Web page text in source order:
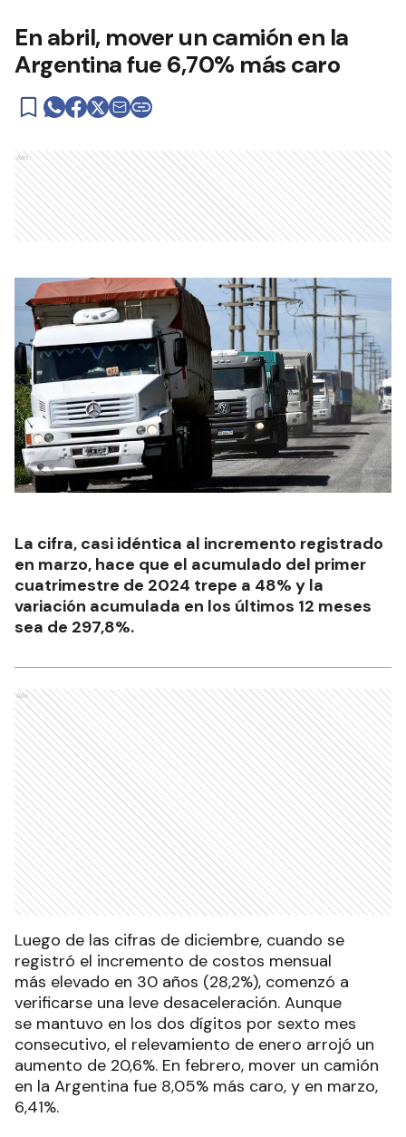
En abril, mover un camión en la
Argentina fue 6,70% más caro
Ads
La cifra, casi idéntica al incremento registrado
en marzo, hace que el acumulado del primer
cuatrimestre de 2024 trepe a 48% y la
variación acumulada en los últimos 12 meses
sea de 297,8%.
Ads
Luego de las cifras de diciembre, cuando se
registró el incremento de costos mensual
más elevado en 30 años (28,2%), comenzó a
verificarse una leve desaceleración. Aunque
se mantuvo en los dos dígitos por sexto mes
consecutivo, el relevamiento de enero arrojó un
aumento de 20,6%. En febrero, mover un camión
en la Argentina fue 8,05% más caro, y en marzo,
6,41%.